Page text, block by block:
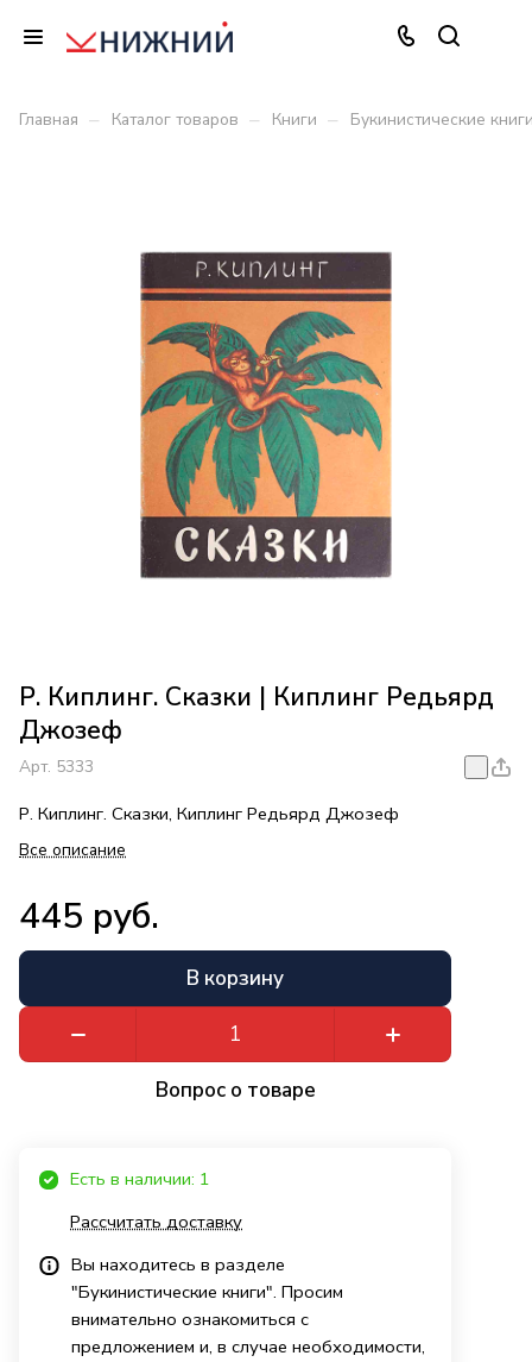
Главная – Каталог товаров – Книги – Букинистические
Р. Киплинг. Сказки | Киплинг Редьярд
Джозеф
Арт. 5333
Р. Киплинг. Сказки, Киплинг Редьярд Джозеф
Все описание
445 руб.
В корзину
Вопрос о товаре
Есть в наличии: 1
Рассчитать доставку
Вы находитесь в разделе
"Букинистические книги". Просим
внимательно ознакомиться с
предложением и, в случае необходимости,